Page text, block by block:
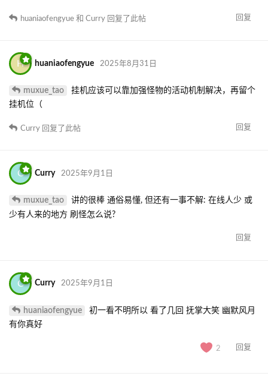
回复
huaniaofengyue 和 Curry 回复了此帖
H huaniaofengyue 2025年8月31日
muxue_tao
挂机应该可以靠加强怪物的活动机制解决，再留个
挂机位（
回复
Curry 回复了此帖
C Curry 2025年9月1日
muxue_tao
讲的很棒 通俗易懂, 但还有一事不解: 在线人少 或
少有人来的地方 刷怪怎么说?
回复
C Curry 2025年9月1日
huaniaofengyue
初一看不明所以 看了几回 抚掌大笑 幽默风月
有你真好
2 回复